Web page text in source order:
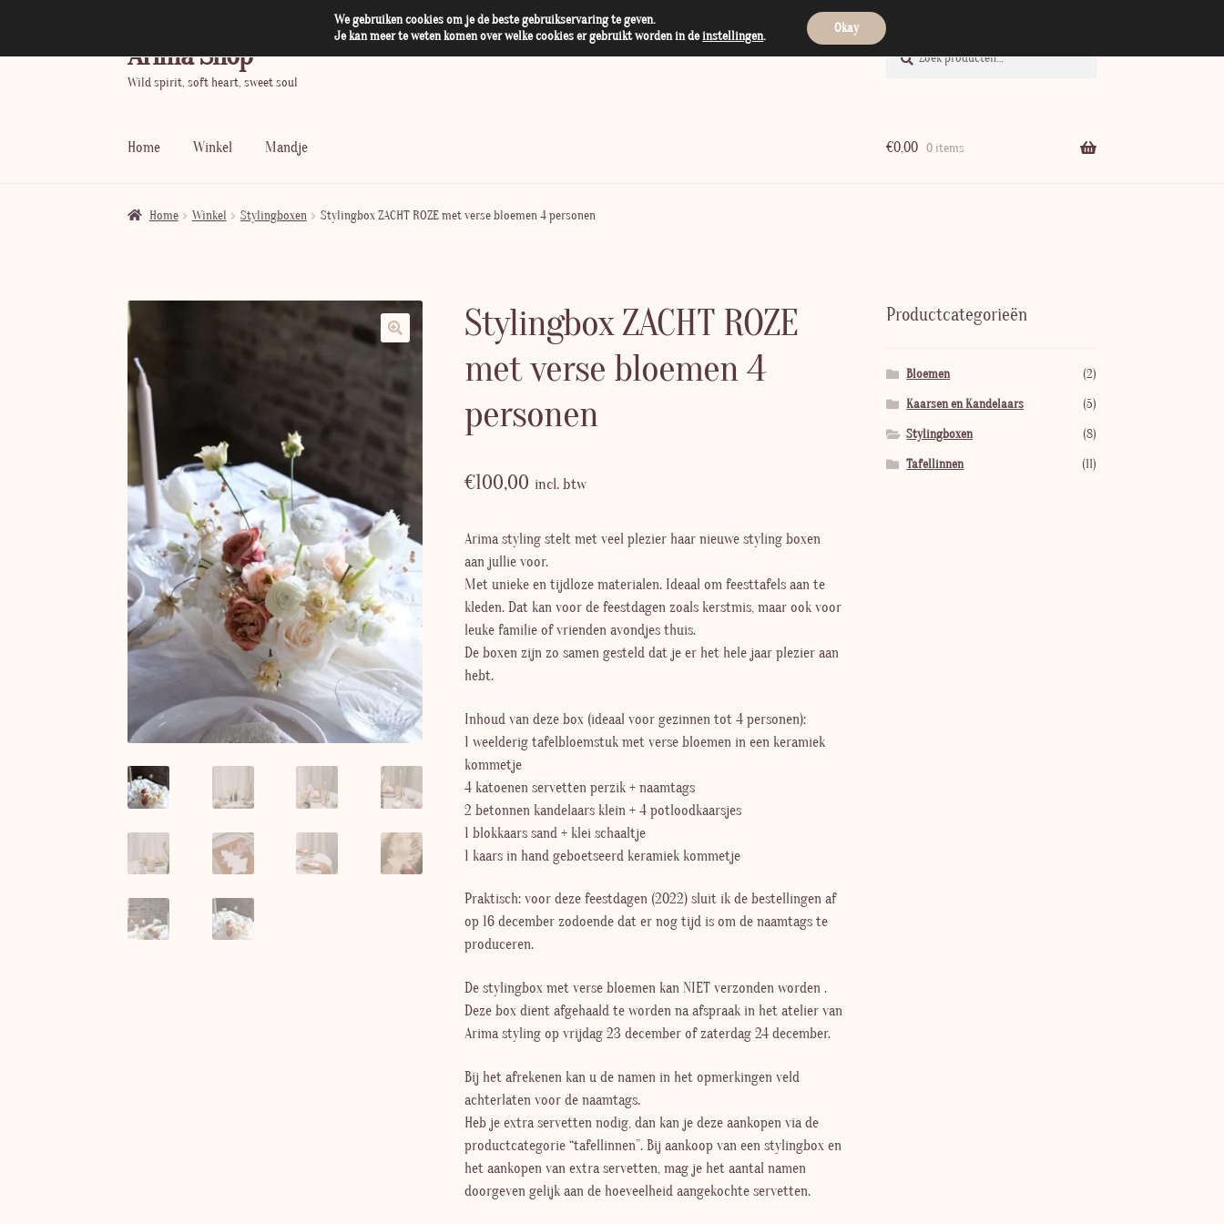
navigation
content
Arima Shop
Wild spirit, soft heart, sweet soul
naar:
Home Winkel Mandje €0,00 0 items
Home Winkel Stylingboxen Stylingbox ZACHT ROZE met verse bloemen 4 personen
Stylingbox ZACHT ROZE
met verse bloemen 4
personen
€100,00 incl. btw
Arima styling stelt met veel plezier haar nieuwe styling boxen
aan jullie voor.
Met unieke en tijdloze materialen. Ideaal om feesttafels aan te
kleden. Dat kan voor de feestdagen zoals kerstmis, maar ook voor
leuke familie of vrienden avondjes thuis.
De boxen zijn zo samen gesteld dat je er het hele jaar plezier aan
hebt.
Inhoud van deze box (ideaal voor gezinnen tot 4 personen):
1 weelderig tafelbloemstuk met verse bloemen in een keramiek
kommetje
4 katoenen servetten perzik + naamtags
2 betonnen kandelaars klein + 4 potloodkaarsjes
1 blokkaars sand + klei schaaltje
1 kaars in hand geboetseerd keramiek kommetje
Praktisch: voor deze feestdagen (2022) sluit ik de bestellingen af
op 16 december zodoende dat er nog tijd is om de naamtags te
produceren.
De stylingbox met verse bloemen kan NIET verzonden worden .
Deze box dient afgehaald te worden na afspraak in het atelier van
Arima styling op vrijdag 23 december of zaterdag 24 december.
Bij het afrekenen kan u de namen in het opmerkingen veld
achterlaten voor de naamtags.
Heb je extra servetten nodig, dan kan je deze aankopen via de
productcategorie “tafellinnen”. Bij aankoop van een stylingbox en
het aankopen van extra servetten, mag je het aantal namen
doorgeven gelijk aan de hoeveelheid aangekochte servetten.
Productcategorieën
Bloemen (2)
Kaarsen en Kandelaars (5)
Stylingboxen (8)
Tafellinnen (11)
We gebruiken cookies om je de beste gebruikservaring te geven.
Je kan meer te weten komen over welke cookies er gebruikt worden in deinstellingen.
Okay